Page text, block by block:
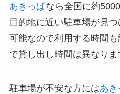
あきっぱなら全国に約
目的地に近い駐車場が見
可能なので利用する時間
で貸し出し時間は異なりま
駐車場が不安な方にはあ